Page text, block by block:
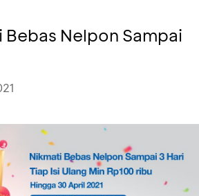
Bebas Nelpon Sampai